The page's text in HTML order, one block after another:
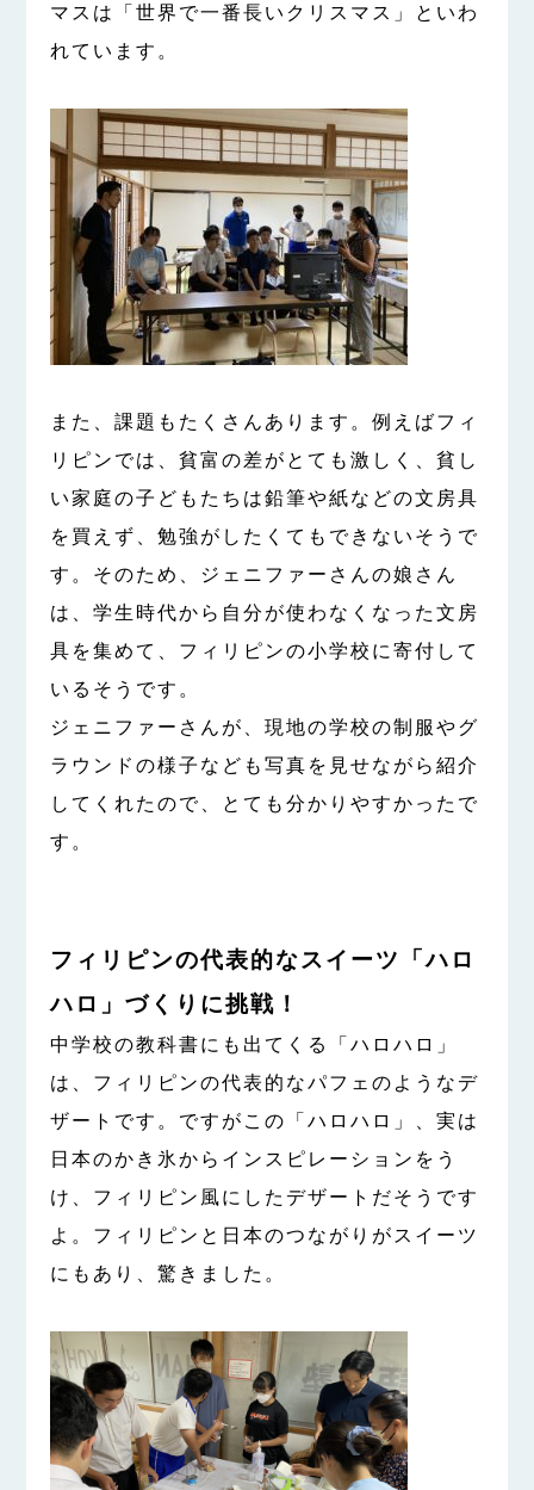
マスは「世界で一番長いクリスマス」といわ
れています。
また、課題もたくさんあります。例えばフィ
リピンでは、貧富の差がとても激しく、貧し
い家庭の子どもたちは鉛筆や紙などの文房具
を買えず、勉強がしたくてもできないそうで
す。そのため、ジェニファーさんの娘さん
は、学生時代から自分が使わなくなった文房
具を集めて、フィリピンの小学校に寄付して
いるそうです。
ジェニファーさんが、現地の学校の制服やグ
ラウンドの様子なども写真を見せながら紹介
してくれたので、とても分かりやすかったで
す。
フィリピンの代表的なスイーツ「ハロ
ハロ」づくりに挑戦！
中学校の教科書にも出てくる「ハロハロ」
は、フィリピンの代表的なパフェのようなデ
ザートです。ですがこの「ハロハロ」、実は
日本のかき氷からインスピレーションをう
け、フィリピン風にしたデザートだそうです
よ。フィリピンと日本のつながりがスイーツ
にもあり、驚きました。